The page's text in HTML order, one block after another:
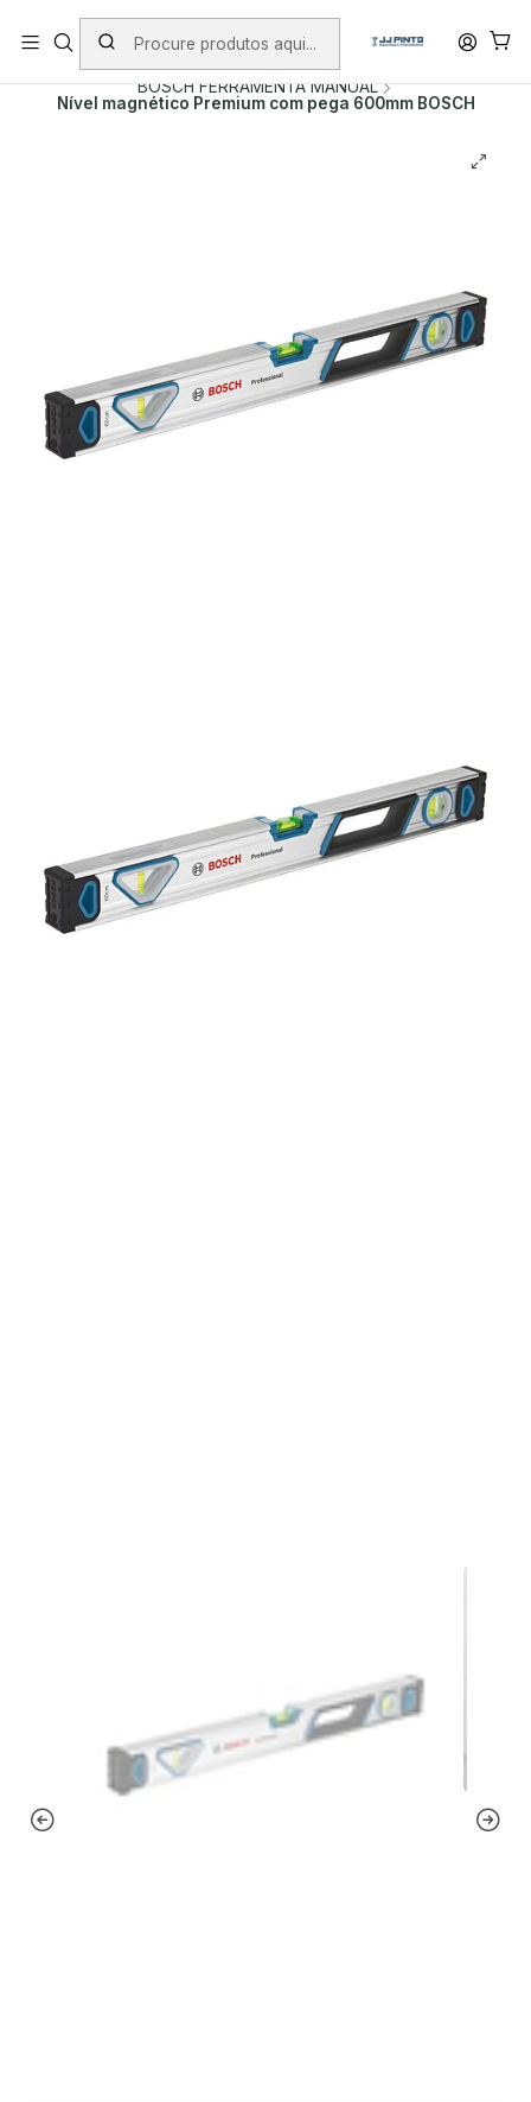
PORTES INCLUÍDOS EM ENCOMENDAS +75€ (excepto ilhas)
Início PRODUTOS
FERRAMENTA MANUAL
BOSCH FERRAMENTA MANUAL
Nível magnético Premium com pega 600mm BOSCH